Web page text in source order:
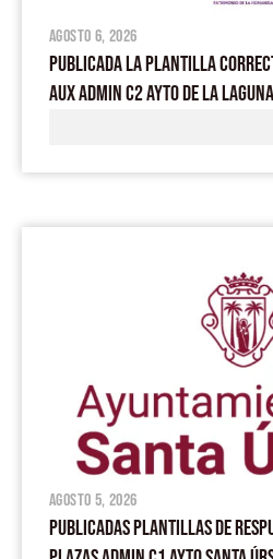
agosto 6, 2026
PUBLICADA LA PLANTILLA
AUX ADMIN C2 AYTO DE LA
agosto 5, 2026
PUBLICADAS PLANTILLAS DE